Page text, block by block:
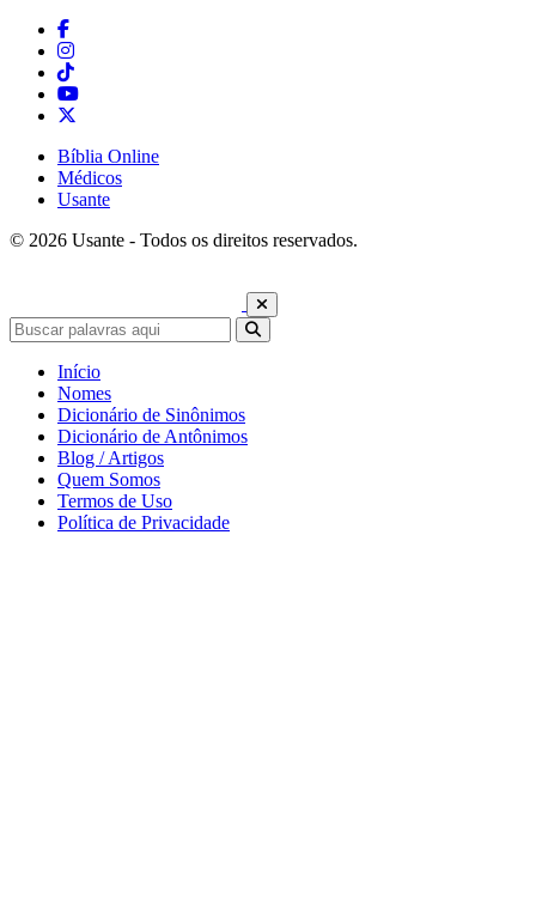
Bíblia Online
Médicos
Usante
© 2026 Usante - Todos os direitos reservados.
Início
Nomes
Dicionário de Sinônimos
Dicionário de Antônimos
Blog / Artigos
Quem Somos
Termos de Uso
Política de Privacidade